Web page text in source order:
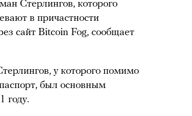
Стерлингов, которого
в причастности
сайт Bitcoin Fog, сообщает
у которого помимо
был основным
году.